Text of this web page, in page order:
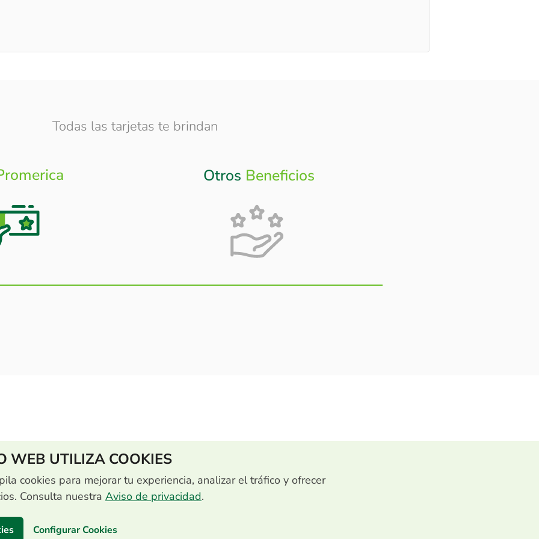
Todas las tarjetas te brindan
Otros Beneficios
WEB UTILIZA COOKIES
cookies para mejorar tu experiencia, analizar el tráfico y ofrecer
Consulta nuestra Aviso de privacidad.
Configurar Cookies